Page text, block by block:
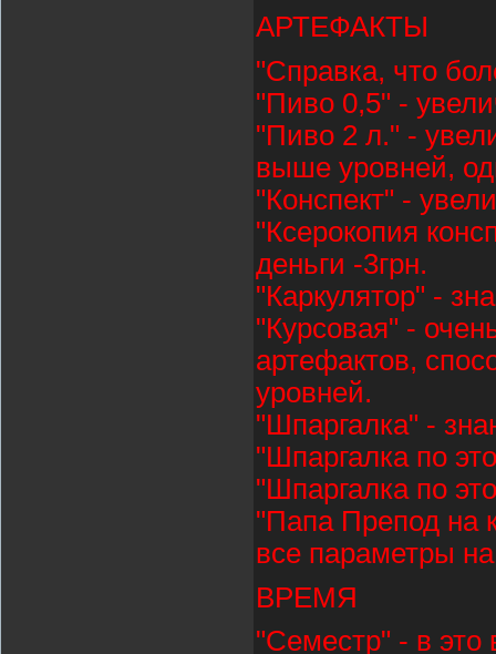
АРТЕФАКТЫ
"Справка, что
"Пиво 0,5" -
"Пиво 2 л." -
выше уровней,
"Конспект" -
"Ксерокопия
деньги -3грн.
"Каркулятор" -
"Курсовая" -
артефактов,
уровней.
"Шпаргалка" -
"Шпаргалка по
"Шпаргалка по
"Папа Препод на
все параметры
ВРЕМЯ
"Семестр" - в это